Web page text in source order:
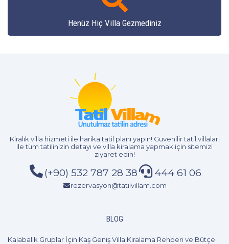
Henüz Hiç Villa Gezmediniz
Kiralık villa hizmetiile harika tatil planı yapın! Güvenilir tatil villaları
ile tüm tatilinizin detayı ve villa kiralama yapmak için sitemizi
ziyaret edin!
(+90) 532 787 28 38 444 61 06
rezervasyon@tatilvillam.com
BLOG
Kalabalık Gruplar İçin Kaş Geniş Villa Kiralama Rehberi ve Bütçe